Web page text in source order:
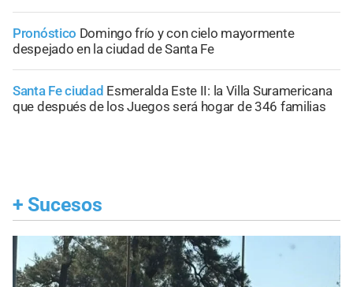
Pronóstico Domingo frío y con cielo mayormente
despejado en la ciudad de Santa Fe
Santa Fe ciudad Esmeralda Este II: la Villa Suramericana
que después de los Juegos será hogar de 346 familias
+ Sucesos